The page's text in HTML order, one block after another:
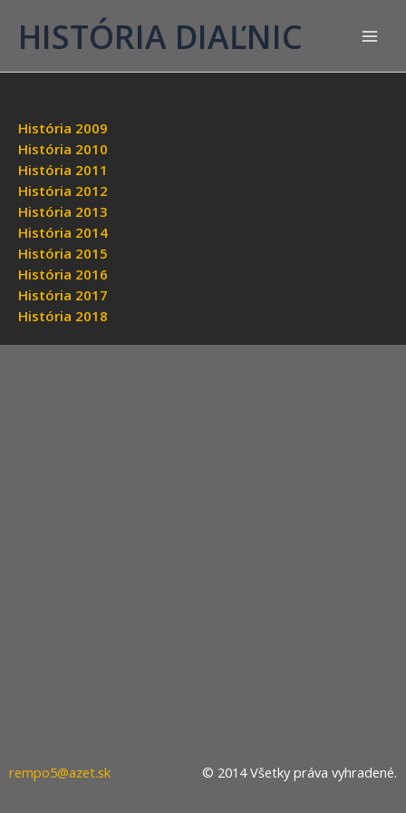
HISTÓRIA DIAĽNIC
História 2009
História 2010
História 2011
História 2012
História 2013
História 2014
História 2015
História 2016
História 2017
História 2018
rempo5@azet.sk © 2014 Všetky práva vyhradené.